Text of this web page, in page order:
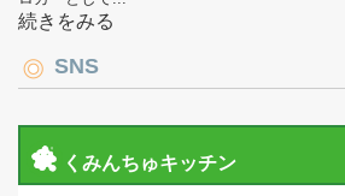
続きをみる
SNS
くみんちゅキッチン